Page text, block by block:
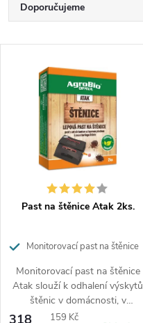
a
Doporučujeme
Nejprodávanější
Abecedně
t
Past na štěnice Atak 2ks.
Monitorovací past na štěnice
Monitorovací past na štěnice
Atak slouží k odhalení výskytů
štěnic v domácnosti, v
hotelech, ubytovnách a dalších
318
Měrná
159 Kč